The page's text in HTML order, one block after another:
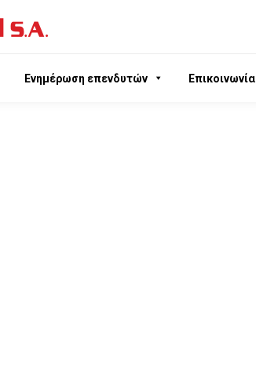
Ενημέρωση επενδυτών Επικοινωνία